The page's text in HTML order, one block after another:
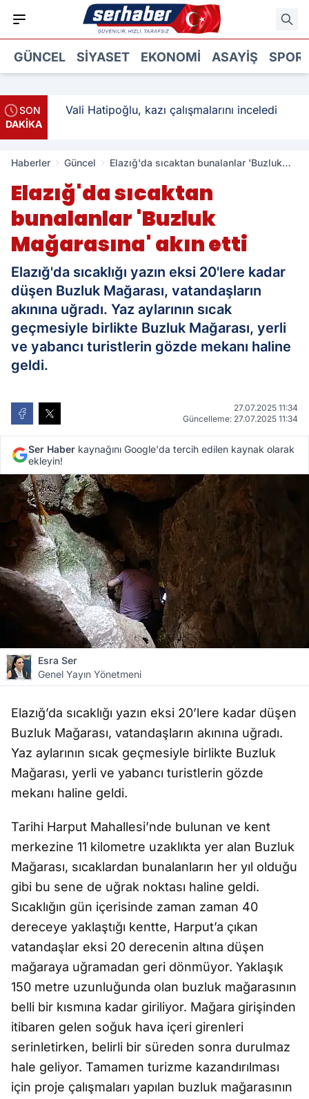
GÜNCEL SIYASET EKONOMI ASAYIŞ SPOR
SON
DAKİKA
3 Vali Hatipoğlu, kazı çalışmalarını inceledi
Haberler Güncel
Elazığ'da sıcaktan bunalanlar 'Buzluk
Elazığ'da sıcaktan
bunalanlar 'Buzluk
Mağarasına' akın etti
Elazığ'da sıcaklığı yazın eksi 20'lere kadar
düşen Buzluk Mağarası, vatandaşların
akınına uğradı. Yaz aylarının sıcak
geçmesiyle birlikte Buzluk Mağarası, yerli
ve yabancı turistlerin gözde mekanı haline
geldi.
27.07.2025 11:34
Güncelleme: 27.07.2025 11:34
Ser Haber kaynağını Google'da tercih edilen kaynak olarak
ekleyin!
Esra Ser
Genel Yayın Yönetmeni
Elazığ’da sıcaklığı yazın eksi 20’lere kadar düşen
Buzluk Mağarası, vatandaşların akınına uğradı.
Yaz aylarının sıcak geçmesiyle birlikte Buzluk
Mağarası, yerli ve yabancı turistlerin gözde
mekanı haline geldi.
Tarihi Harput Mahallesi’nde bulunan ve kent
merkezine 11 kilometre uzaklıkta yer alan Buzluk
Mağarası, sıcaklardan bunalanların her yıl olduğu
gibi bu sene de uğrak noktası haline geldi.
Sıcaklığın gün içerisinde zaman zaman 40
dereceye yaklaştığı kentte, Harput’a çıkan
vatandaşlar eksi 20 derecenin altına düşen
mağaraya uğramadan geri dönmüyor. Yaklaşık
150 metre uzunluğunda olan buzluk mağarasının
belli bir kısmına kadar giriliyor. Mağara girişinden
itibaren gelen soğuk hava içeri girenleri
serinletirken, belirli bir süreden sonra durulmaz
hale geliyor. Tamamen turizme kazandırılması
için proje çalışmaları yapılan buzluk mağarasının